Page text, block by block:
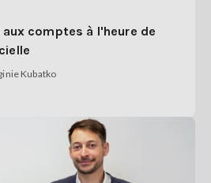
comptes à l'heure de
Kubatko